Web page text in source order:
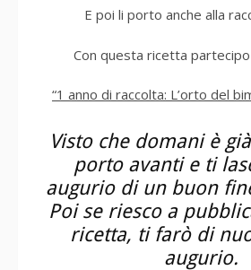
E poi li porto anche alla
Con questa ricetta partecipo
“1 anno di raccolta: L’orto del
Visto che domani è
porto avanti e ti
augurio di un buon
Poi se riesco a
ricetta, ti farò di
augurio.